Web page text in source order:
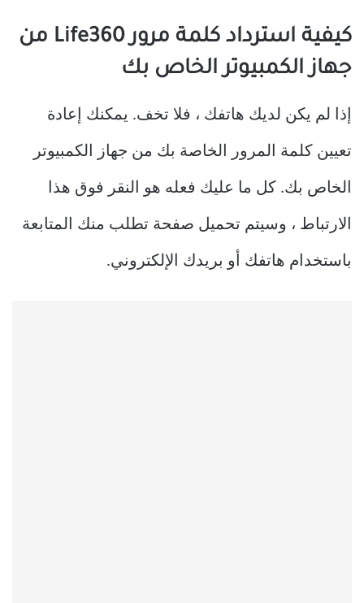
كيفية استرداد كلمة مرور Life360 من
جهاز الكمبيوتر الخاص بك
إذا لم يكن لديك هاتفك ، فلا تخف. يمكنك إعادة
تعيين كلمة المرور الخاصة بك من جهاز الكمبيوتر
الخاص بك. كل ما عليك فعله هو النقر فوق هذا
الارتباط ، وسيتم تحميل صفحة تطلب منك المتابعة
باستخدام هاتفك أو بريدك الإلكتروني.